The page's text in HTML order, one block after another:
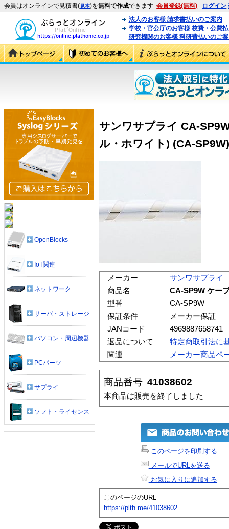
会員はオンラインで見積書(見本)を無料で作成できます 会員登録(無料) ログイン
法人のお客様 請求書払いのご案内
学校・官公庁のお客様 校費・公費
研究機関のお客様 科研費払いのご
サンワサプライ CA-
ル・ホワイト) (CA-SP9W)
メーカー
サンワサプライ
商品名
CA-SP9W ケー
型番
CA-SP9W
保証条件
メーカー保証
JANコード
4969887658741
返品について
特定商取引法に
関連
メーカー商品ペ
商品番号 41038602
本商品は販売を終了しました
このページを印刷する
メールでURLを送る
お気に入りに追加する
このページのURL
https://plth.me/41038602
OpenBlocks
IoT関連
ネットワーク
サーバ・ストレージ
パソコン・周辺機器
PCパーツ
サプライ
ソフト・ライセンス